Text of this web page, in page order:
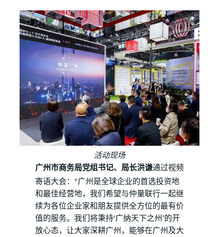
活动现场
广州市商务局党组书记、局长洪谦通过视频
寄语大会：“广州是全球企业的首选投资地
和最佳经营地，我们希望与仲量联行一起继
续为各位企业家和朋友提供全方位的最有价
值的服务。我们将秉持‘广纳天下之州’的开
放心态，让大家深耕广州，能够在广州及大